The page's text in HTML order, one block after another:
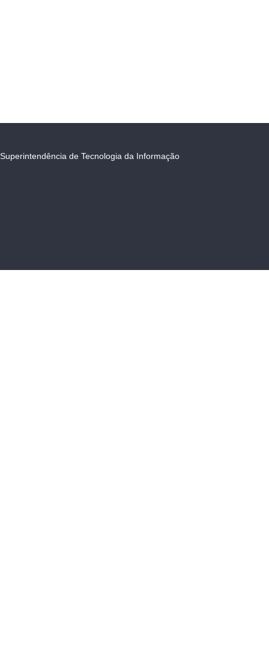
Superintendência de Tecnologia da Informação